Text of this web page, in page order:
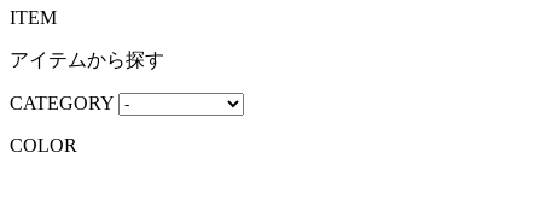
ITEM
アイテムから探す
CATEGORY
COLOR